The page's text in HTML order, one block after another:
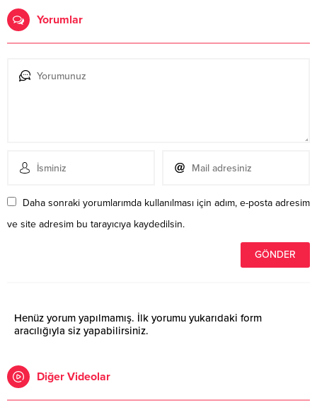
Yorumlar
Daha sonraki yorumlarımda kullanılması için adım, e-posta adresim
ve site adresim bu tarayıcıya kaydedilsin.
Henüz yorum yapılmamış. İlk yorumu yukarıdaki form
aracılığıyla siz yapabilirsiniz.
Diğer Videolar